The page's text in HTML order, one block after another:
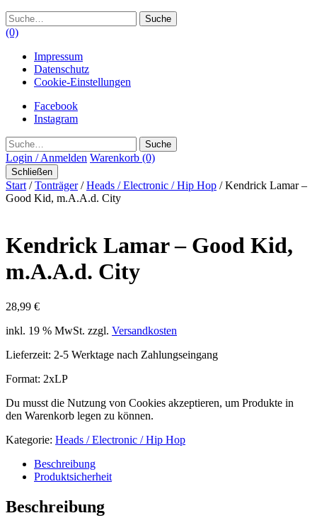
Suche
(0)
Impressum
Datenschutz
Cookie-Einstellungen
Facebook
Instagram
Suche
Login / Anmelden Warenkorb (0)
Schließen
Start /Tonträger/Heads / Electronic / Hip Hop / Kendrick Lamar –
Good Kid, m.A.A.d. City
Kendrick Lamar – Good Kid,
m.A.A.d. City
28,99 €
inkl. 19 % MwSt. zzgl. Versandkosten
Lieferzeit: 2-5 Werktage nach Zahlungseingang
Format: 2xLP
Du musst die Nutzung von Cookies akzeptieren, um Produkte in
den Warenkorb legen zu können.
Kategorie: Heads / Electronic / Hip Hop
Beschreibung
Produktsicherheit
Beschreibung